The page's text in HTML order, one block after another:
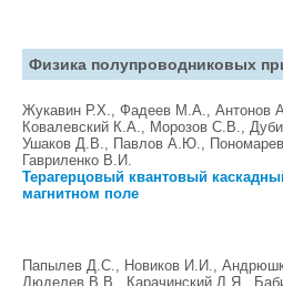
Физика полупроводниковых
Жукавин Р.Х., Фадеев М.А., Антонов
Ковалевский К.А., Морозов С.В.,
Ушаков Д.В., Павлов А.Ю.,
Гавриленко В.И.
Терагерцовый квантовый
магнитном поле
Папылев Д.С., Новиков И.И.,
Дюделев В.В., Карачинский Л.Я.,